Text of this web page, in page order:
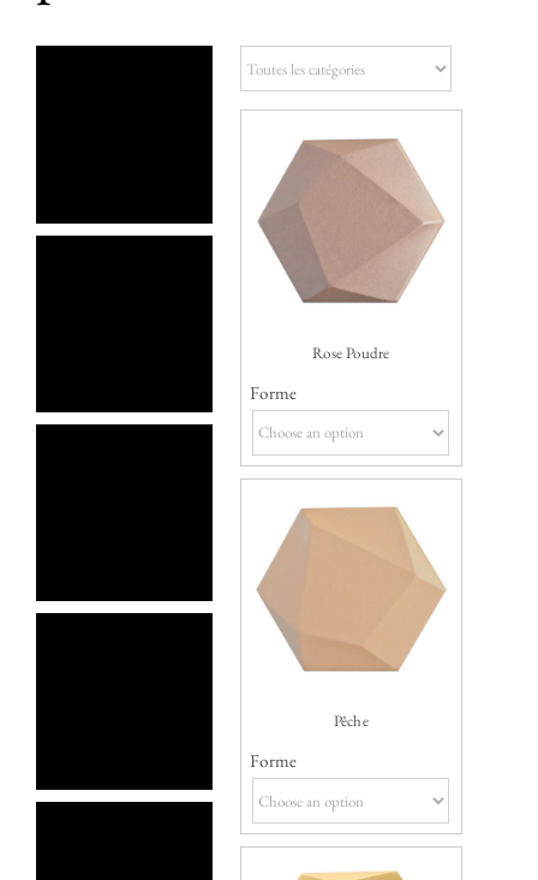
Rose Poudre
Forme
Pêche
Forme